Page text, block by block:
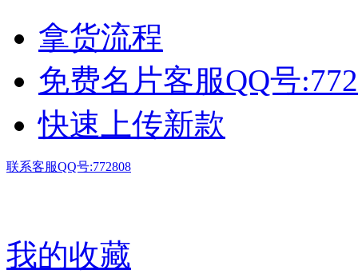
拿货流程
免费名片客服QQ号
快速上传新款
联系客服QQ号:772808
我的收藏